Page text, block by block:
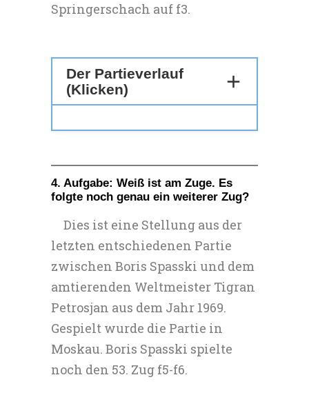
Springerschach auf f3.
Der Partieverlauf
(Klicken)
4. Aufgabe: Weiß ist am Zuge. Es
folgte noch genau ein weiterer Zug?
Dies ist eine Stellung aus der
letzten entschiedenen Partie
zwischen Boris Spasski und dem
amtierenden Weltmeister Tigran
Petrosjan aus dem Jahr 1969.
Gespielt wurde die Partie in
Moskau. Boris Spasski spielte
noch den 53. Zug f5-f6.